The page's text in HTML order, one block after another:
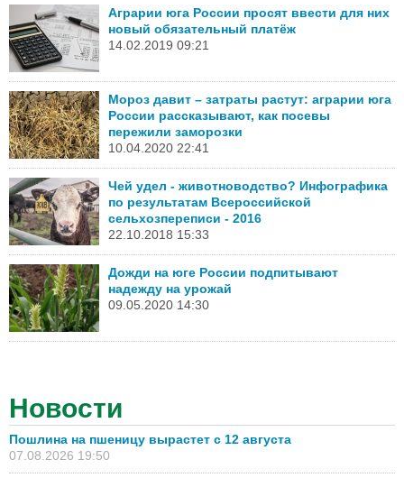
Аграрии юга России просят ввести для них
новый обязательный платёж
14.02.2019 09:21
Мороз давит – затраты растут: аграрии юга
России рассказывают, как посевы
пережили заморозки
10.04.2020 22:41
Чей удел - животноводство? Инфографика
по результатам Всероссийской
сельхозпереписи - 2016
22.10.2018 15:33
Дожди на юге России подпитывают
надежду на урожай
09.05.2020 14:30
Новости
Пошлина на пшеницу вырастет с 12 августа
07.08.2026 19:50